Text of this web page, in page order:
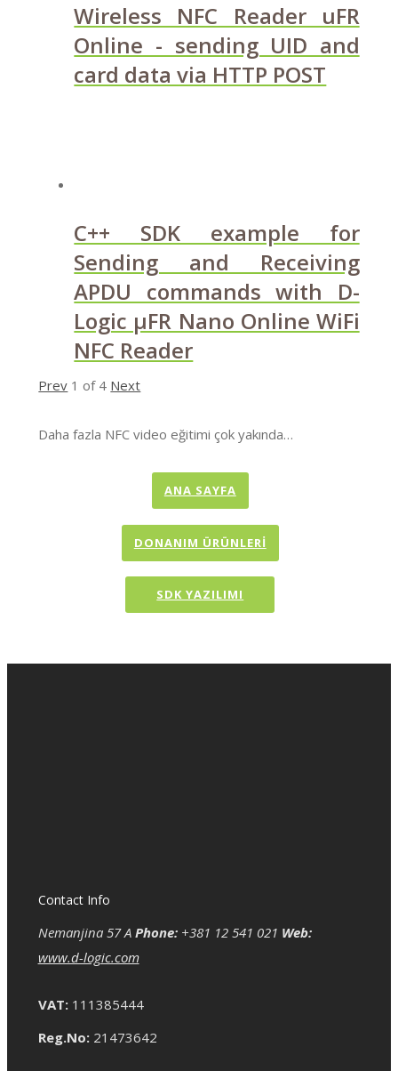
Wireless NFC Reader uFR
Online - sending UID and
card data via HTTP POST
C++ SDK example for
Sending and Receiving
APDU commands with D-
Logic µFR Nano Online WiFi
NFC Reader
Prev 1 of 4 Next
Daha fazla NFC video eğitimi çok yakında…
ANA SAYFA
DONANIM ÜRÜNLERİ
SDK YAZILIMI
Contact Info
Nemanjina 57 A Phone:+381 12 541 021 Web:
www.d-logic.com
VAT:111385444
Reg.No:21473642